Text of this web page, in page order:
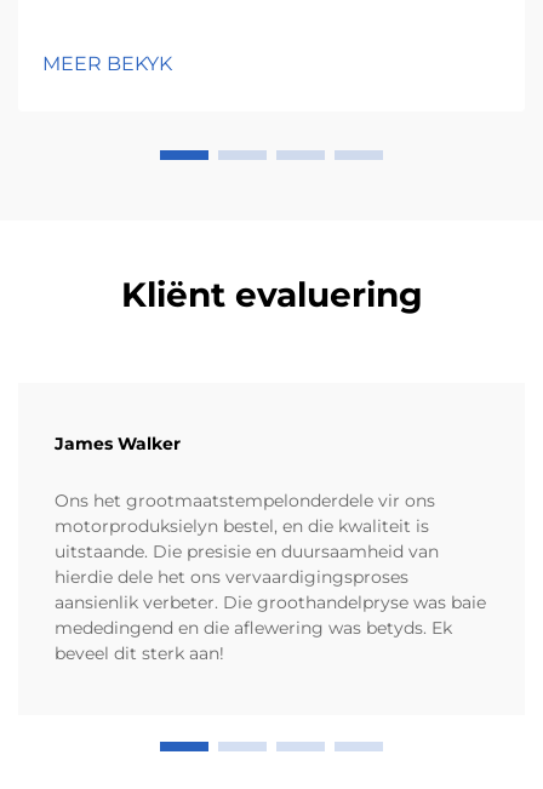
MEER BEKYK
Kliënt evaluering
James Walker
Ons het grootmaatstempelonderdele vir ons
motorproduksielyn bestel, en die kwaliteit is
uitstaande. Die presisie en duursaamheid van
hierdie dele het ons vervaardigingsproses
aansienlik verbeter. Die groothandelpryse was baie
mededingend en die aflewering was betyds. Ek
beveel dit sterk aan!